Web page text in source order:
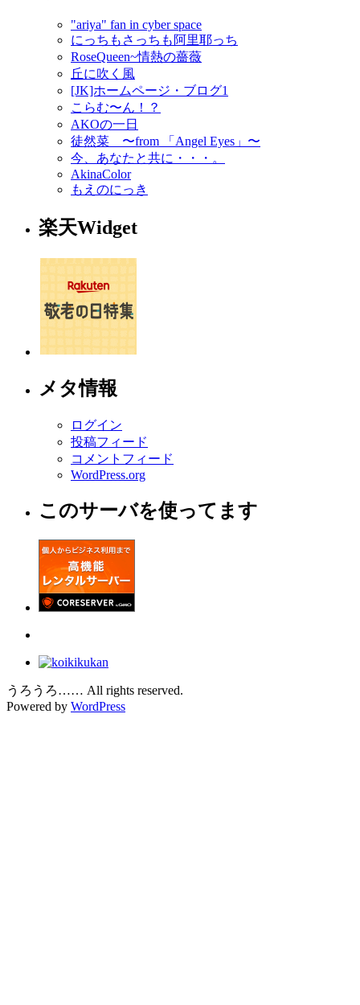
"ariya" fan in cyber space
にっちもさっちも阿里耶っち
RoseQueen~情熱の薔薇
丘に吹く風
[JK]ホームページ・ブログ1
こらむ〜ん！？
AKOの一日
徒然菜 〜from 「Angel Eyes」〜
今、あなたと共に・・・。
AkinaColor
もえのにっき
楽天Widget
メタ情報
ログイン
投稿フィード
コメントフィード
WordPress.org
このサーバを使ってます
うろうろ…… All rights reserved.
Powered by WordPress